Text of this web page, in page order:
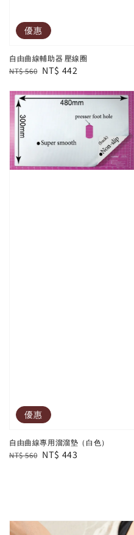
優惠
自由曲線輔助器 壓線圈
Regular
NT$ 560 Sale
NT$ 442
優惠
自由曲線專用溜溜墊（白色）
Regular
NT$ 560 Sale
NT$ 443